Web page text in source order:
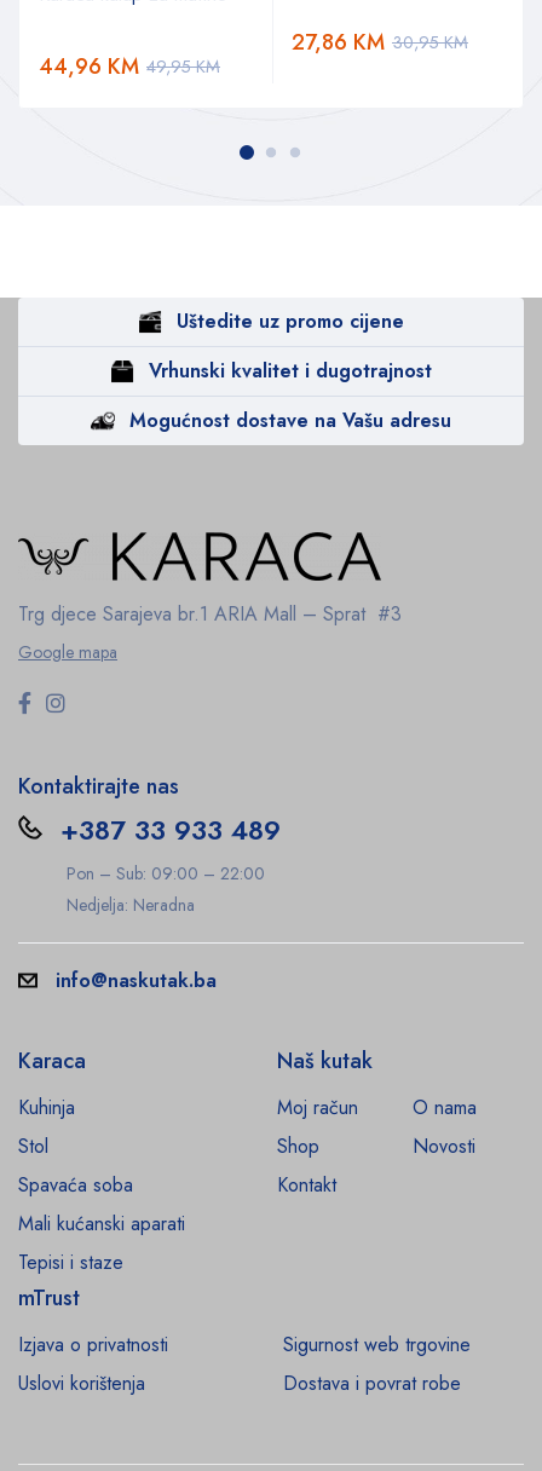
49,95KM
44,96 KM
30,95KM
27,86 KM
Uštedite uz promo cijene
Vrhunski kvalitet i dugotrajnost
Mogućnost dostave na Vašu adresu
Trg djece Sarajeva br.1 ARIA Mall – Sprat #3
Google mapa
Kontaktirajte nas
+387 33 933 489
Pon – Sub: 09:00 – 22:00
Nedjelja: Neradna
info@naskutak.ba
Karaca
Kuhinja
Stol
Spavaća soba
Mali kućanski aparati
Tepisi i staze
Naš kutak
Moj račun
O nama
Shop
Novosti
Kontakt
mTrust
Izjava o privatnosti
Sigurnost web trgovine
Uslovi korištenja
Dostava i povrat robe